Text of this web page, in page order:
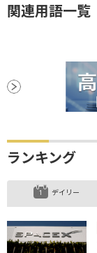
関連用語一覧
ランキング
デイリー